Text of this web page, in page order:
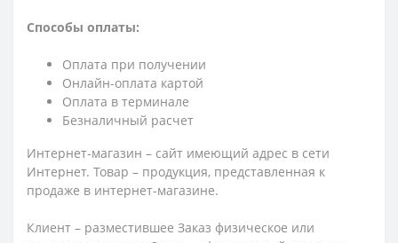
Способы оплаты:
Оплата при получении
Онлайн-оплата картой
Оплата в терминале
Безналичный расчет
Интернет-магазин – сайт имеющий адрес в сети
Интернет. Товар – продукция, представленная к
продаже в интернет-магазине.
Клиент – разместившее Заказ физическое или